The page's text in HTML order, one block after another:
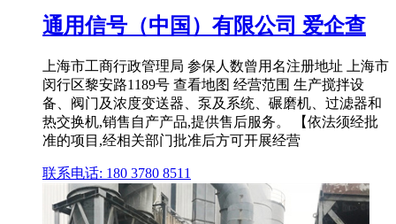
通用信号（中国）有限公司 爱企查
上海市工商行政管理局 参保人数曾用名注册地址 上海市
闵行区黎安路1189号 查看地图 经营范围 生产搅拌设
备、阀门及浓度变送器、泵及系统、碾磨机、过滤器和
热交换机,销售自产产品,提供售后服务。 【依法须经批
准的项目,经相关部门批准后方可开展经营
联系电话: 180 3780 8511